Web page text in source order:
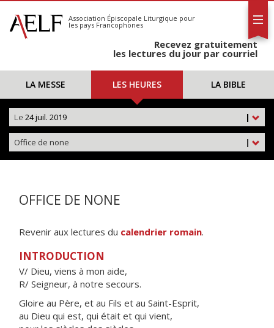
S'abonner
Calendrier
Association Épiscopale Liturgique pour
les pays Francophones
Recevez gratuitement
les lectures du jour par courriel
LA MESSE LES HEURES LA BIBLE
|
Le 24 juil. 2019
|
Office de none
OFFICE DE NONE
Revenir aux lectures du calendrier romain.
INTRODUCTION
V/ Dieu, viens à mon aide,
R/ Seigneur, à notre secours.
Gloire au Père, et au Fils et au Saint-Esprit,
au Dieu qui est, qui était et qui vient,